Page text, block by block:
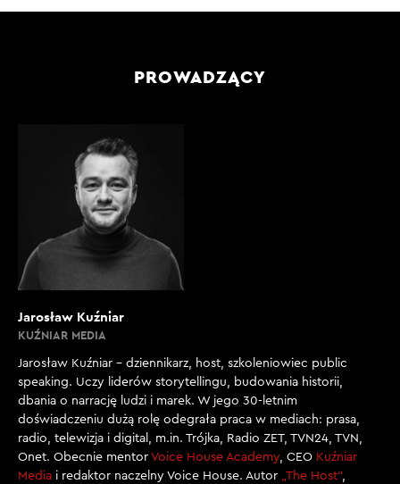
PROWADZĄCY
Jarosław Kuźniar
KUŹNIAR MEDIA
Jarosław Kuźniar – dziennikarz, host, szkoleniowiec public
speaking. Uczy liderów storytellingu, budowania historii,
dbania o narrację ludzi i marek. W jego 30-letnim
doświadczeniu dużą rolę odegrała praca w mediach: prasa,
radio, telewizja i digital, m.in. Trójka, Radio ZET, TVN24, TVN,
Onet. Obecnie mentor Voice House Academy, CEO Kuźniar
Media i redaktor naczelny Voice House. Autor „The Host”,